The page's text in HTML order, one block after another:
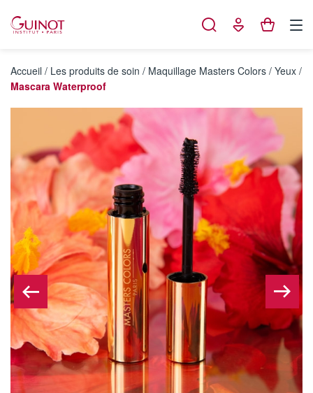
Accueil / Les produits de soin / Maquillage Masters Colors / Yeux /
Mascara Waterproof